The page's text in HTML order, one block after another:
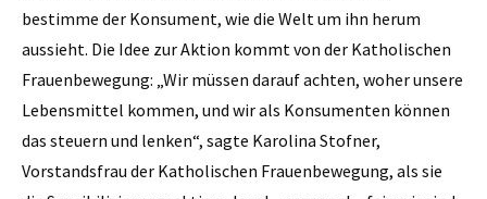
bestimme der Konsument, wie die Welt um ihn herum
aussieht. Die Idee zur Aktion kommt von der Katholischen
Frauenbewegung: „Wir müssen darauf achten, woher unsere
Lebensmittel kommen, und wir als Konsumenten können
das steuern und lenken“, sagte Karolina Stofner,
Vorstandsfrau der Katholischen Frauenbewegung, als sie